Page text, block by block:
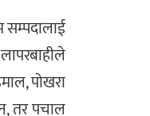
पोखरा
तर पचाल